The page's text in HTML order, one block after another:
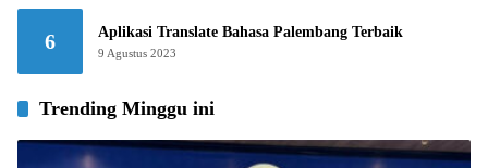
6 Aplikasi Translate Bahasa Palembang Terbaik
9 Agustus 2023
Trending Minggu ini